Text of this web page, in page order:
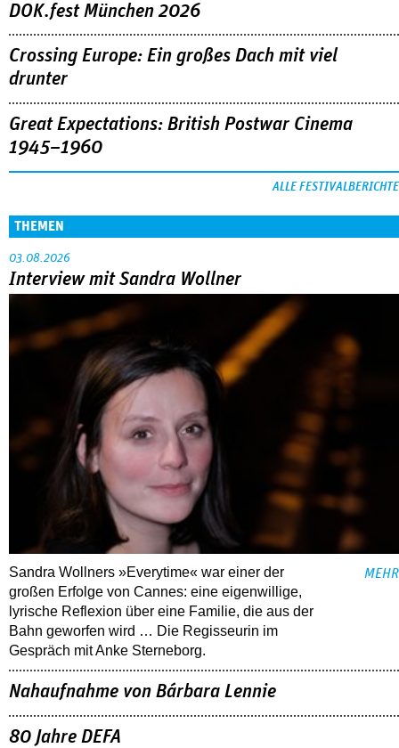
DOK.fest München 2026
Crossing Europe: Ein großes Dach mit viel
drunter
Great Expectations: British Postwar Cinema
1945–1960
ALLE FESTIVALBERICHTE
THEMEN
03.08.2026
Interview mit Sandra Wollner
Sandra Wollners »Everytime« war einer der
großen Erfolge von Cannes: eine eigenwillige,
lyrische Reflexion über eine ­Familie, die aus der
Bahn geworfen wird … Die Regisseurin im
Gespräch mit Anke Sterneborg.
MEHR
Nahaufnahme von Bárbara Lennie
80 Jahre DEFA